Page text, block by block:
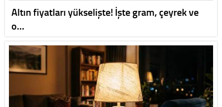
Altın fiyatları yükselişte! İşte gram, çeyrek ve
o…